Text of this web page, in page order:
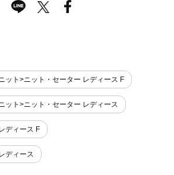
ット>ニット・セーター レディース F
ット>ニット・セーター レディース
ディース F
ディース